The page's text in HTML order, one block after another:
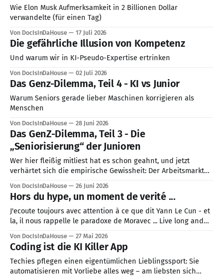
Wie Elon Musk Aufmerksamkeit in 2 Billionen Dollar
verwandelte (für einen Tag)
Von DocIsInDaHouse 17 Juli 2026
Die gefährliche Illusion von Kompetenz
Und warum wir in KI-Pseudo-Expertise ertrinken
Von DocIsInDaHouse 02 Juli 2026
Das Genz-Dilemma, Teil 4 - KI vs Junior
Warum Seniors gerade lieber Maschinen korrigieren als
Menschen
Von DocIsInDaHouse 28 Juni 2026
Das GenZ-Dilemma, Teil 3 - Die
„Seniorisierung“ der Junioren
Wer hier fleißig mitliest hat es schon geahnt, und jetzt
verhärtet sich die empirische Gewissheit: Der Arbeitsmarkt
Stanford, Harvard und die harten Arbeitsmarktdaten aus
dem Frühjahr 2026 in den USA zeichnen ein klares Bild. Die
Zahl der Einstiegsjobs ist stark gesunken (in den USA
Von DocIsInDaHouse 26 Juni 2026
Hors du hype, un moment de verité ...
J'ecoute toujours avec attention à ce que dit Yann Le Cun - et
la, il nous rappelle le paradoxe de Moravec ... Live long and
Von DocIsInDaHouse 27 Mai 2026
Coding ist die KI Killer App
Techies pflegen einen eigentümlichen Lieblingssport: Sie
automatisieren mit Vorliebe alles weg – am liebsten sich